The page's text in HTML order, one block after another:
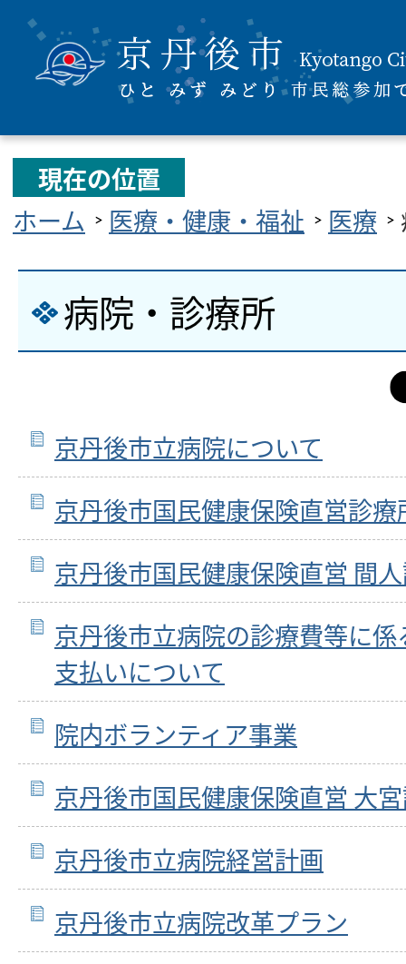
現在の位置
ホーム
医療・健康・福祉 医療
病院・診療所
京丹後市立病院について
京丹後市国民健康保険直営診療
京丹後市国民健康保険直営 間
京丹後市立病院の診療費等に
支払いについて
院内ボランティア事業
京丹後市国民健康保険直営 大
京丹後市立病院経営計画
京丹後市立病院改革プラン